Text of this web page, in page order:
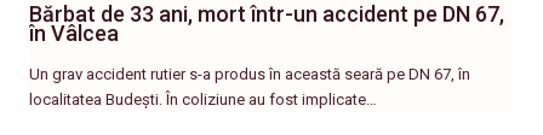
Bărbat de 33 ani, mort într-un accident pe DN 67,
în Vâlcea
Un grav accident rutier s-a produs în această seară pe DN 67, în
localitatea Budești. În coliziune au fost implicate…